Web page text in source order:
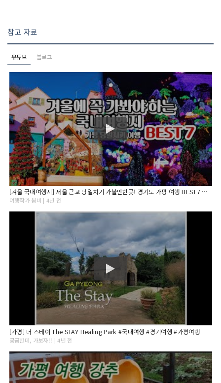
참고 자료
유튜브 블로그
[겨울 국내여행지] 서울 근교 당일치기 가볼만한곳! 경기도 가평 여행 BEST7 아침고요수목원/오색별빛정원전
여행작가 봄비 | 4년 전
[가평] 더 스테이 The STAY Healing Park #국내여행 #경기여행 #가평여행
궁금한데, 가보자!! | 4년 전